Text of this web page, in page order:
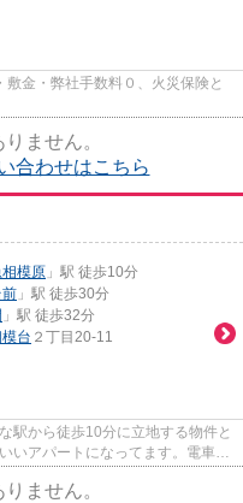
金・弊社手数料０、火災保険と
ません。
合わせはこちら
模原 」駅 徒歩10分
」駅 徒歩30分
」駅 徒歩32分
台 ２丁目20-11
駅から徒歩10分に立地する物件と
いアパートになってます。電車が
ません。